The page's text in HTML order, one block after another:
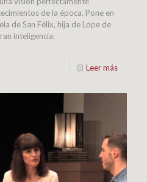
de la época. Pone en
de San Félix, hija de Lope de
inteligencia.
Leer más